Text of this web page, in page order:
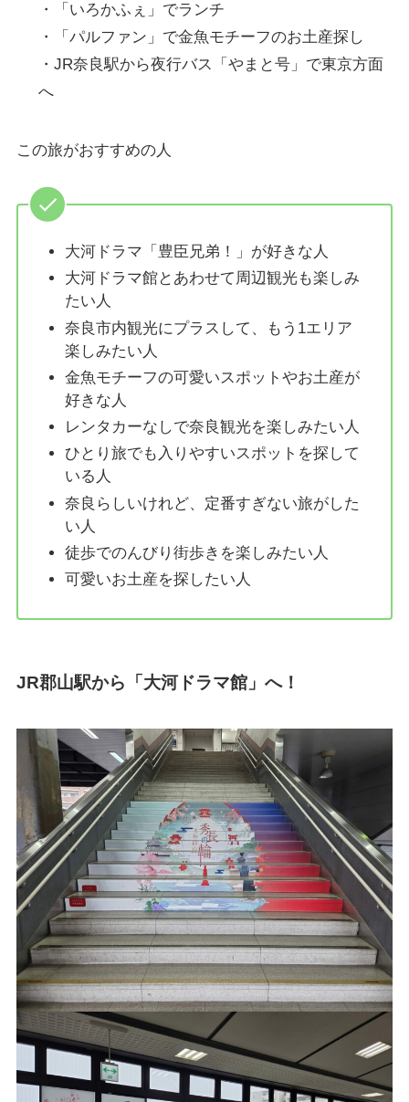
・「いろかふぇ」でランチ
・「パルファン」で金魚モチーフのお土産探し
・JR奈良駅から夜行バス「やまと号」で東京方面
へ
この旅がおすすめの人
大河ドラマ「豊臣兄弟！」が好きな人
大河ドラマ館とあわせて周辺観光も楽しみ
たい人
奈良市内観光にプラスして、もう1エリア
楽しみたい人
金魚モチーフの可愛いスポットやお土産が
好きな人
レンタカーなしで奈良観光を楽しみたい人
ひとり旅でも入りやすいスポットを探して
いる人
奈良らしいけれど、定番すぎない旅がした
い人
徒歩でのんびり街歩きを楽しみたい人
可愛いお土産を探したい人
JR郡山駅から「大河ドラマ館」へ！